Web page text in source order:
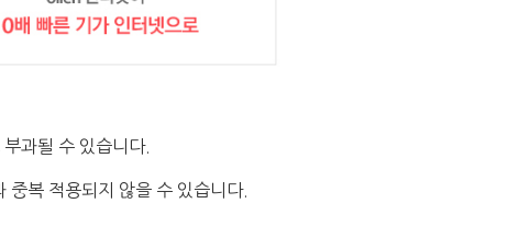
과될 수 있습니다.
중복 적용되지 않을 수 있습니다.